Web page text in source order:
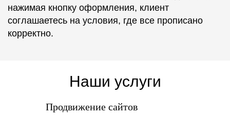
нажимая кнопку оформления, клиент
соглашаетесь на условия, где все прописано
корректно.
Наши услуги
Продвижение сайтов